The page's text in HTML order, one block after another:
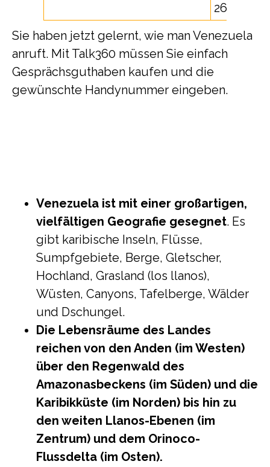
266, 267
Sie haben jetzt gelernt, wie man Venezuela
anruft. Mit Talk360 müssen Sie einfach
Gesprächsguthaben kaufen und die
gewünschte Handynummer eingeben.
Venezuela ist mit einer großartigen,
vielfältigen Geografie gesegnet. Es
gibt karibische Inseln, Flüsse,
Sumpfgebiete, Berge, Gletscher,
Hochland, Grasland (los llanos),
Wüsten, Canyons, Tafelberge, Wälder
und Dschungel.
Die Lebensräume des Landes
reichen von den Anden (im Westen)
über den Regenwald des
Amazonasbeckens (im Süden) und die
Karibikküste (im Norden) bis hin zu
den weiten Llanos-Ebenen (im
Zentrum) und dem Orinoco-
Flussdelta (im Osten).